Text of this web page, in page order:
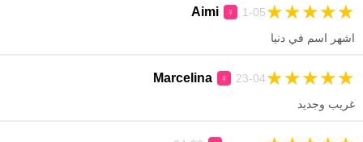
Aimi ♀ 1-05 ★
★
★
★
★
اشهر اسم في دنيا
Marcelina ♀ 23-04 ★
★
★
★
★
غريب وجديد